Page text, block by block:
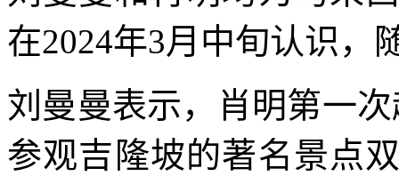
在2024年3月中旬认识，
刘曼曼表示，肖明第一
参观吉隆坡的著名景点